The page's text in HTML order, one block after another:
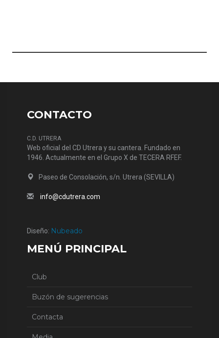
CONTACTO
C.D. UTRERA
Web oficial del CD Utrera y su cantera. Fundado en
1946. Actualmente en el Grupo X de TECERA RFEF.
Paseo de Consolación, s/n. Utrera (SEVILLA)
info@cdutrera.com
Diseño: Nubeado
MENÚ PRINCIPAL
Club
Buzón de sugerencias
Contacta